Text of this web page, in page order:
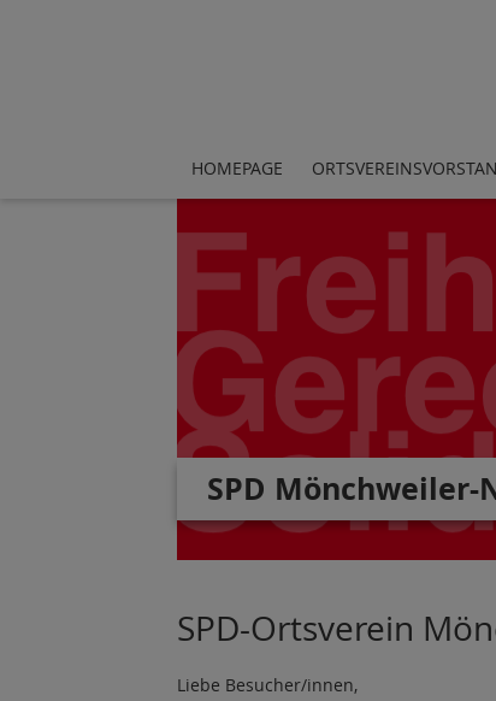
HOMEPAGE
SPD Mönchweiler-
SPD-Ortsverein
Liebe Besucher/innen,